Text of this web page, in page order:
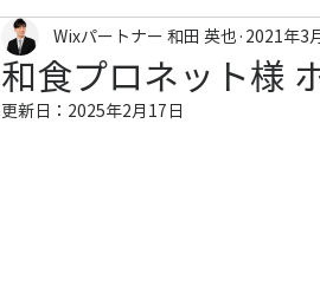
和食プロネット様
Wixパートナー 和田 英也 2021年3
更新日： 2025年2月17日